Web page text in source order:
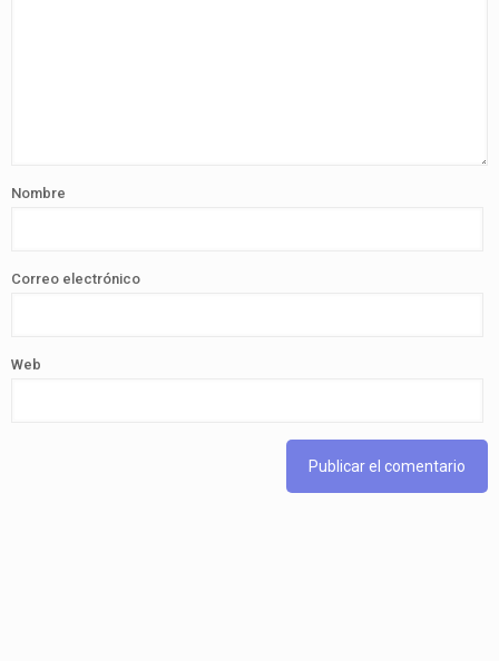
Nombre
Correo electrónico
Web